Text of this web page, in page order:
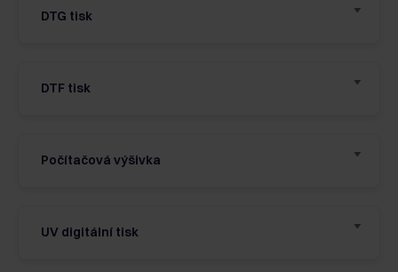
DTG tisk
DTF tisk
Počítačová výšivka
UV digitální tisk